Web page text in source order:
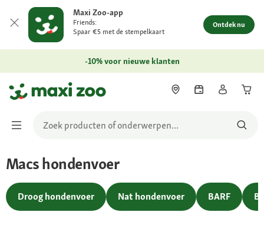
Maxi Zoo-app
Friends:
Spaar €5 met de stempelkaart
Ontdek nu
-10% voor nieuwe klanten
Macs hondenvoer
Droog hondenvoer Nat hondenvoer BARF